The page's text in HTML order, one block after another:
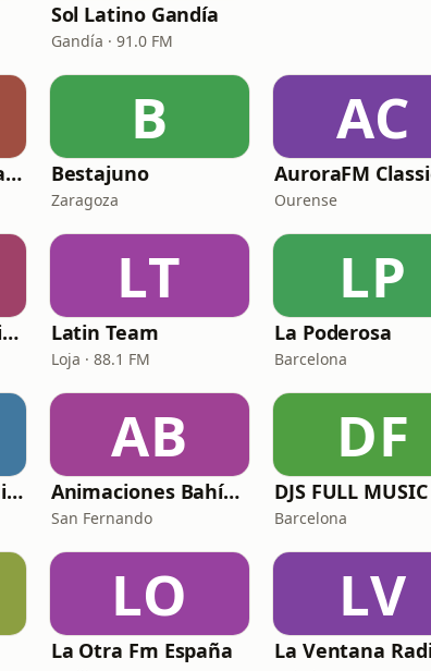
Sol Latino Gandía
Gandía · 91.0 FM
La Cheverisima Radio
B
Bestajuno
Zaragoza
AC
AuroraFM
Ourense
Yo Estoy Con Tropicana - España
LT
Latin Team
Loja · 88.1 FM
LP
La Poderosa
Barcelona
Radio Tv Nuevo Milenio
AB
Animaciones Bahía Radio
San Fernando
DF
DJS FULL MUSIC
Barcelona
LO
La Otra Fm España
LV
La Ventana